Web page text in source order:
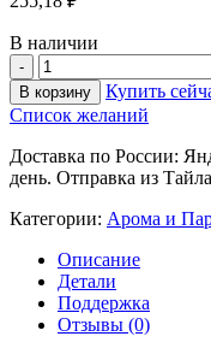
В наличии
В корзину
Купить
Список желаний
Доставка по России:
день. Отправка из
Категории: Арома и
Описание
Детали
Поддержка
Отзывы (0)